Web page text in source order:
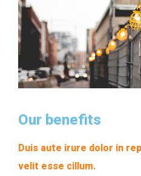
Our benefits
Duis aute irure dolor in
velit esse cillum.